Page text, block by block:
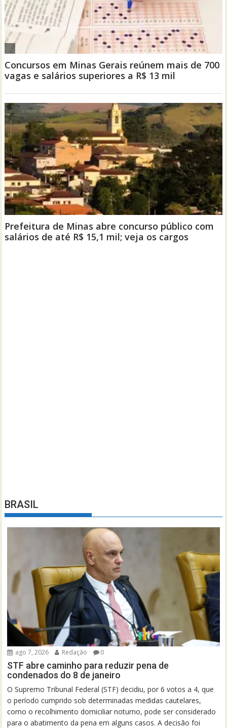
BRASIL
ago 7, 2026 Redação 0
STF abre caminho para reduzir pena de
condenados do 8 de janeiro
O Supremo Tribunal Federal (STF) decidiu, por 6 votos a 4, que
o período cumprido sob determinadas medidas cautelares,
como o recolhimento domiciliar noturno, pode ser considerado
para o abatimento da pena em alguns casos. A decisão foi